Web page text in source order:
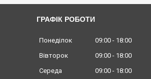
ГРАФІК РОБОТИ
Понеділок 09:00
18:00
Вівторок
09:00
18:00
Середа
09:00
18:00